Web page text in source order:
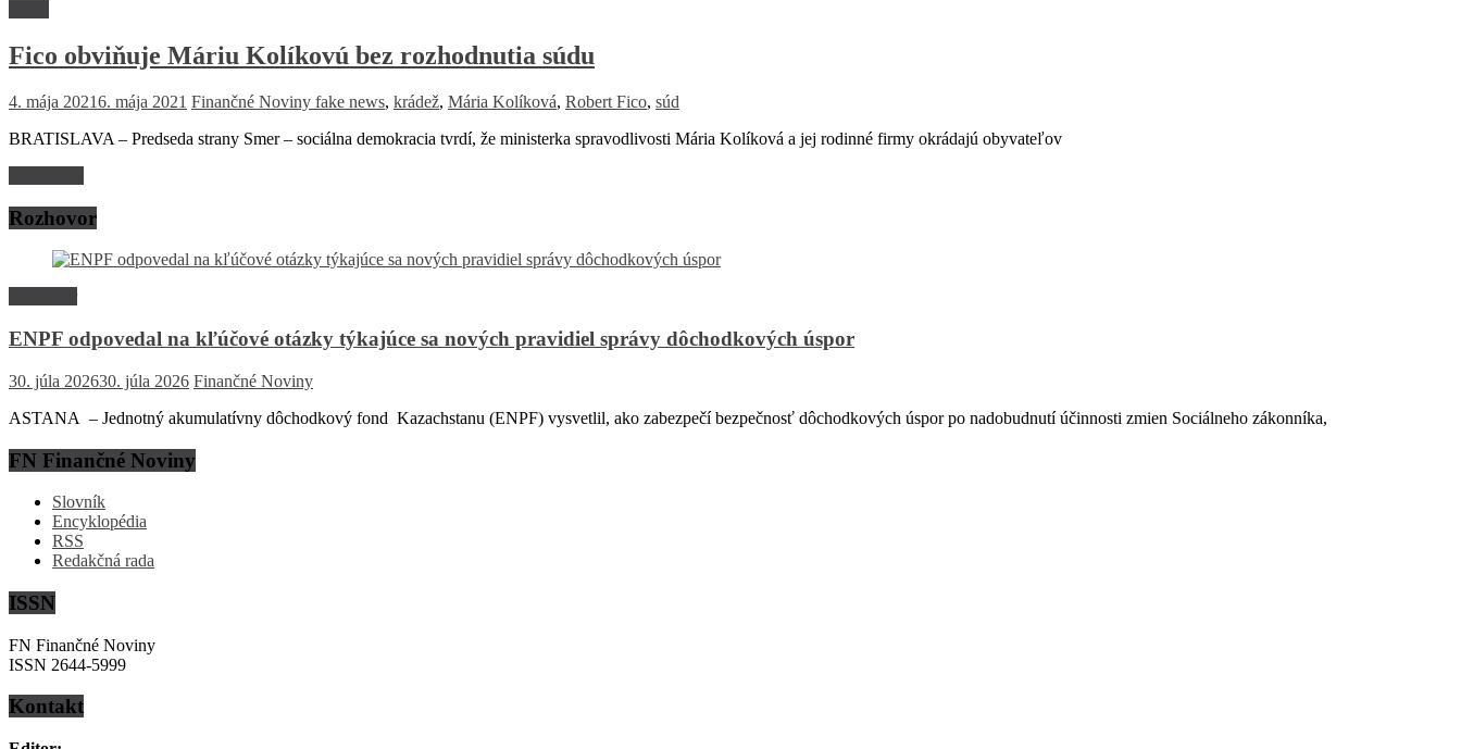
Fico obviňuje Máriu Kolíkovú bez rozhodnutia súdu
4. mája 20216. mája 2021 Finančné Noviny fake news, krádež, Mária Kolíková, Robert Fico, súd
BRATISLAVA – Predseda strany Smer – sociálna demokracia tvrdí, že ministerka spravodlivosti Mária Kolíková a jej rodinné firmy okrádajú obyvateľov
Rozhovor
ENPF odpovedal na kľúčové otázky týkajúce sa nových pravidiel správy dôchodkových úspor
30. júla 202630. júla 2026 Finančné Noviny
ASTANA – Jednotný akumulatívny dôchodkový fond Kazachstanu (ENPF) vysvetlil, ako zabezpečí bezpečnosť dôchodkových úspor po nadobudnutí účinnosti zmien Sociálneho zákonníka,
FN Finančné Noviny
Slovník
Encyklopédia
RSS
Redakčná rada
ISSN
FN Finančné Noviny
ISSN 2644-5999
Kontakt